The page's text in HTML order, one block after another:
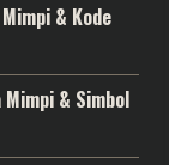
& Kode
& Simbol